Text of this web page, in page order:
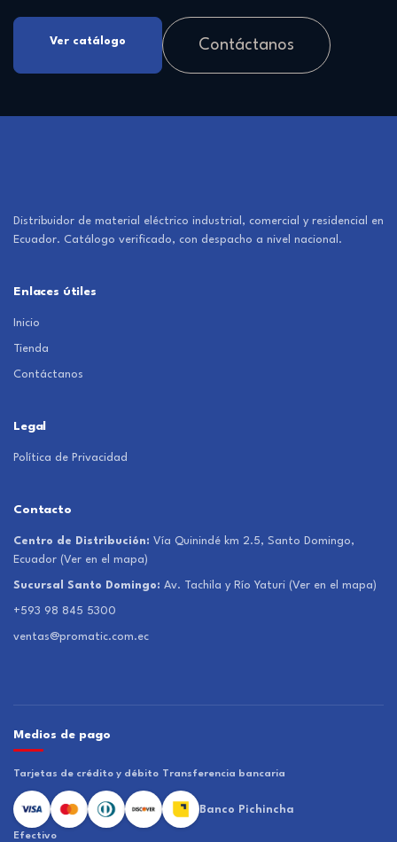
Ver catálogo Contáctanos
Distribuidor de material eléctrico industrial, comercial y residencial en
Ecuador. Catálogo verificado, con despacho a nivel nacional.
Enlaces útiles
Inicio
Tienda
Contáctanos
Legal
Política de Privacidad
Contacto
Centro de Distribución: Vía Quinindé km 2.5, Santo Domingo,
Ecuador (Ver en el mapa)
Sucursal Santo Domingo: Av. Tachila y Río Yaturi (Ver en el mapa)
+593 98 845 5300
ventas@promatic.com.ec
Medios de pago
Tarjetas de crédito y débito Transferencia bancaria
Banco Pichincha
Efectivo